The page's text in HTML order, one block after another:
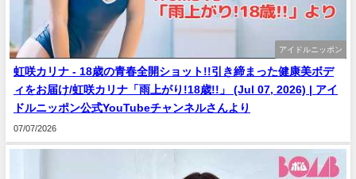
アイドルニッポン
虹咲カリナ - 18歳の青春全開ショット!!引き締まった健康美ボデ
ィをお届け/虹咲カリナ「雨上がり!18歳!!」 (Jul 07, 2026) | アイ
ドルニッポン公式YouTubeチャンネルさんより
07/07/2026